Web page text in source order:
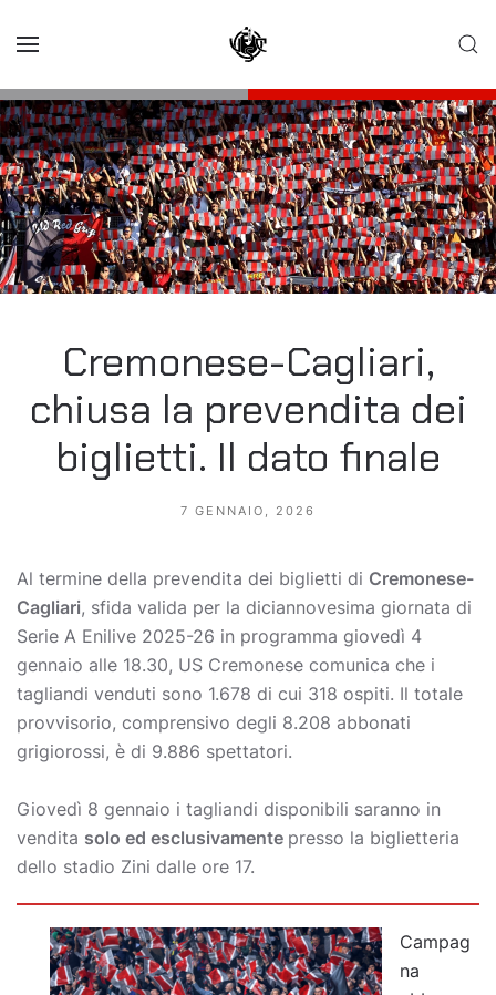
Cremonese-Cagliari,
chiusa la prevendita dei
biglietti. Il dato finale
7 GENNAIO, 2026
Al termine della prevendita dei biglietti di Cremonese-
Cagliari, sfida valida per la diciannovesima giornata di
Serie A Enilive 2025-26 in programma giovedì 4
gennaio alle 18.30, US Cremonese comunica che i
tagliandi venduti sono 1.678 di cui 318 ospiti. Il totale
provvisorio, comprensivo degli 8.208 abbonati
grigiorossi, è di 9.886 spettatori.
Giovedì 8 gennaio i tagliandi disponibili saranno in
vendita solo ed esclusivamente presso la biglietteria
dello stadio Zini dalle ore 17.
Campag
na